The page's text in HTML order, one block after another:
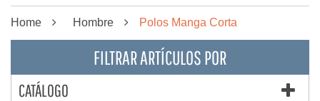
Home Hombre Polos Manga Corta
FILTRAR ARTÍCULOS POR
CATÁLOGO